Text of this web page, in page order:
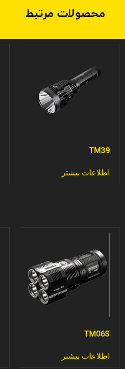
محصولات مرتبط
TM39
اطلاعات بیشتر
TM06S
اطلاعات بیشتر